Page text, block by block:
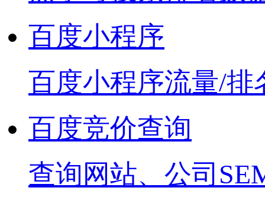
百度小程序
百度小程序流量/排
百度竞价查询
查询网站、公司